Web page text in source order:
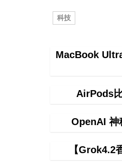
科技
MacBook
AirPods
OpenAI 神
【Grok4.2